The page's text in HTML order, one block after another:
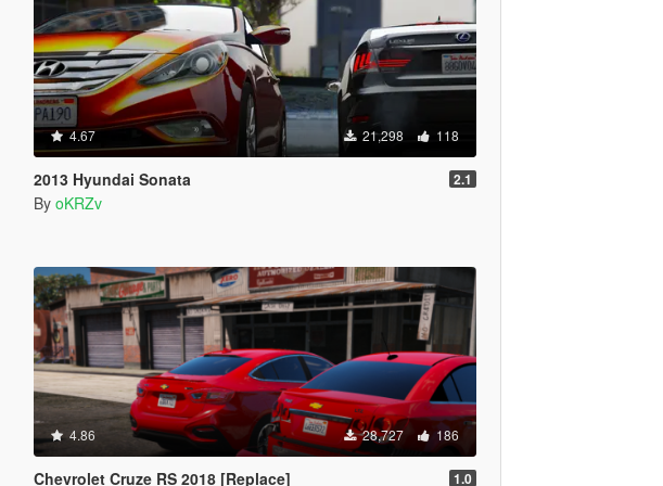
4.67 21,298 118
2013 Hyundai Sonata 2.1
By oKRZv
4.86 28,727 186
Chevrolet Cruze RS 2018 [Replace] 1.0